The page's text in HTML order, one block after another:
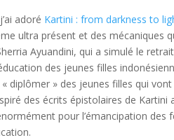
adoré Kartini : from darkness to
ultra présent et des mécaniques
Ayuandini, qui a simulé le
des jeunes filles
« diplômer » des jeunes filles qui
des écrits épistolaires de
pour l’émancipation